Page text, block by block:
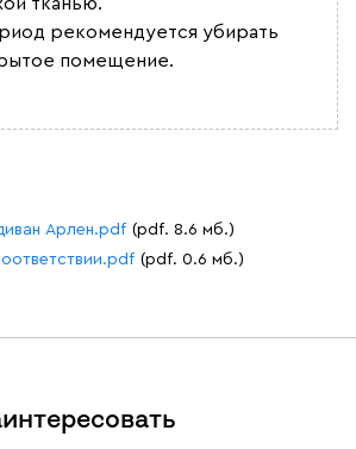
рекомендуется убирать
помещение.
Арлен.pdf (pdf. 8.6 мб.)
(pdf. 0.6 мб.)